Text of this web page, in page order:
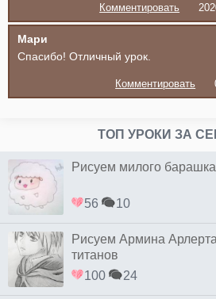
Комментировать
Мари
Спасибо! Отличный урок.
Комментировать
ТОП УРОКИ ЗА
Рисуем милого
56 10
Рисуем Армина
титанов
100
24